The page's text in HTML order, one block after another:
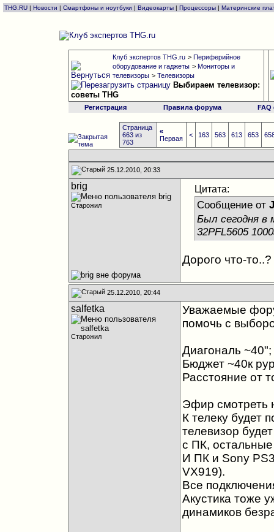
THG.RU | Новости | Смартфоны и ноутбуки | Видеокарты | Процессоры | Материнские
Клуб экспертов THG.ru > Периферийное
оборудование и гаджеты > Мониторы и
телевизоры > Телевизоры
Выбираем телевизор:
советы THG
Регистрация Правила форума
Страница
663 из
763
«
Первая
< 163 563 613 653
25.12.2010, 20:33
brig
Старожил
Цитата:
Сообщение от
Был сегодня в
32PFL5605
Дорого что-то..?
25.12.2010, 20:44
salfetka
Старожил
Уважаемые
помочь с
Диагональ ~40";
Бюджет ~40к
Расстояние от
Эфир смотреть
К телеку будет
телевизор
с ПК,
И ПК и Sony
VX919).
Все
Акустика тоже
динамиков